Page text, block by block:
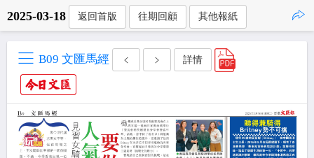
2025-03-18 返回首版 往期回顧 其他報紙
B09 文匯馬經 詳情
點擊複製